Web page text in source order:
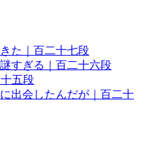
た｜百二十七段
すぎる｜百二十六段
五段
出会したんだが｜百二十